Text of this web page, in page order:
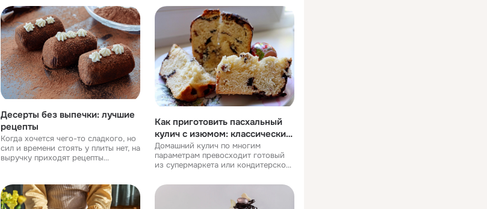
микроэлементами
сметане. Сметанный кулич – это
«домашний» вариант, который часто
Десерты без выпечки: лучшие
рецепты
Когда хочется чего-то сладкого, но
сил и времени стоять у плиты нет, на
выручку приходят рецепты
Вкус детства – шоколадное
пирожное «Картошка»
Как приготовить пасхальный
кулич с изюмом: классический
рецепт
Домашний кулич по многим
параметрам превосходит готовый
из супермаркета или кондитерской.
изюмом (рецепт в духовке ниже)
получится не таким нарядным,